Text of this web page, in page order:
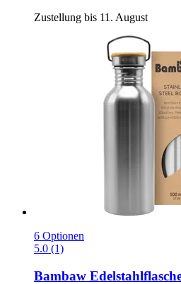
Zustellung bis 11. August
6 Optionen
5.0 (1)
Bambaw